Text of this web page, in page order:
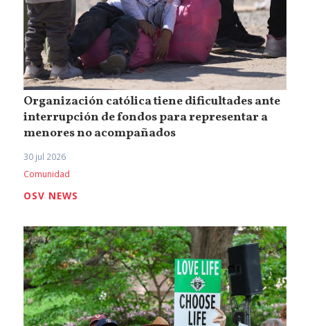
Organización católica tiene dificultades ante
interrupción de fondos para representar a
menores no acompañados
30 jul 2026
Comunidad
OSV NEWS